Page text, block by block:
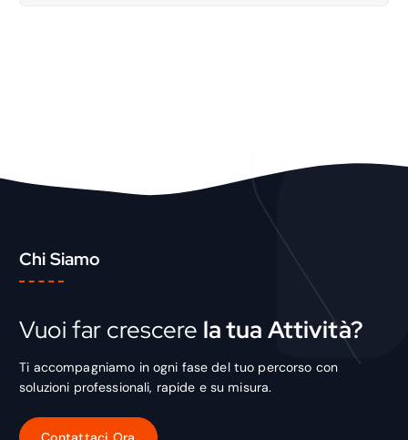
Chi Siamo
Vuoi far crescere la tua Attività?
Ti accompagniamo in ogni fase del tuo percorso con
soluzioni professionali, rapide e su misura.